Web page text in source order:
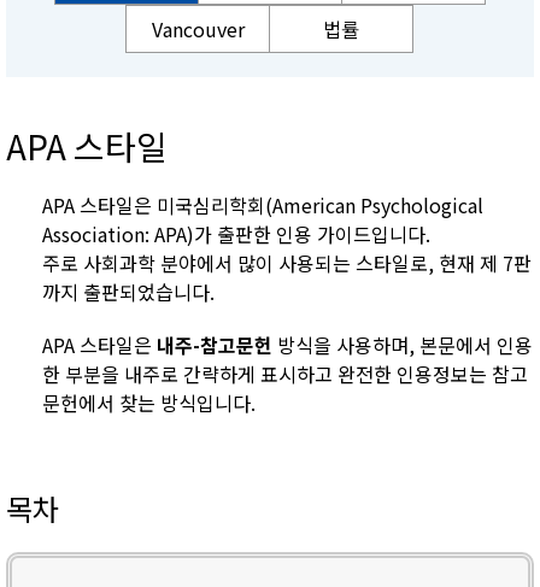
Vancouver
법률
APA 스타일
APA 스타일은 미국심리학회(American Psychological
Association: APA)가 출판한 인용 가이드입니다.
주로 사회과학 분야에서 많이 사용되는 스타일로, 현재 제 7판
까지 출판되었습니다.
APA 스타일은 내주-참고문헌 방식을 사용하며, 본문에서 인용
한 부분을 내주로 간략하게 표시하고 완전한 인용정보는 참고
문헌에서 찾는 방식입니다.
목차